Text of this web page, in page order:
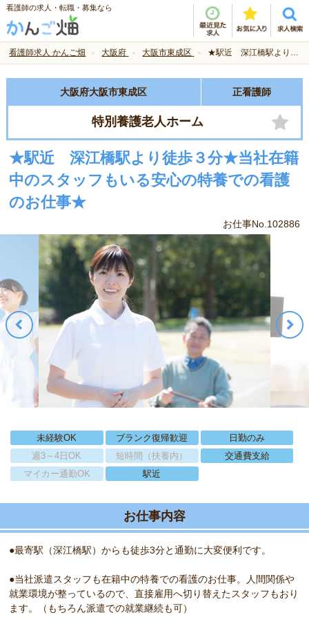
看護師の求人・転職・募集なら
看護師求人 かんご畑 大阪府 大阪市東成区 ★駅近 深江橋駅より徒歩３分★当社在籍中のスタッフもいる安心の特養での看護のお仕事★
大阪府大阪市東成区 正看護師
特別養護老人ホーム
★駅近 深江橋駅より徒歩３分★当社在籍
中のスタッフもいる安心の特養での看護
のお仕事★
お仕事No.102886
未経験OK ブランク復帰歓迎
日勤のみ
週3～4日OK
短時間（扶養内）
交通費支給
マイカー通勤OK
駅近
お仕事内容
●最寄駅（深江橋駅）からも徒歩3分と通勤に大変便利です。
●当社派遣スタッフも在籍中の特養での看護のお仕事。人間関係や
就業環境が整っているので、直接雇用へ切り替えたスタッフもおり
ます。（もちろん派遣での就業継続も可）